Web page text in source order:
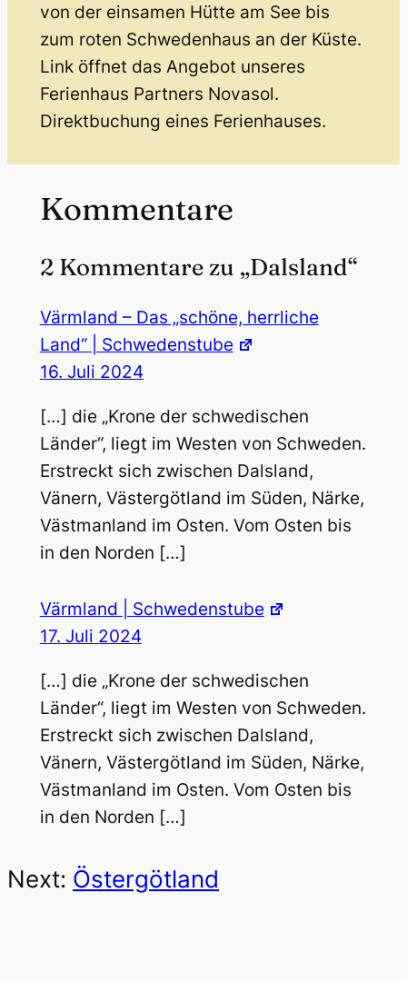
von der einsamen Hütte am See bis
zum roten Schwedenhaus an der Küste.
Link öffnet das Angebot unseres
Ferienhaus Partners Novasol.
Direktbuchung eines Ferienhauses.
Kommentare
2 Kommentare zu „Dalsland“
Värmland – Das „schöne, herrliche
Land“ | Schwedenstube
16. Juli 2024
[…] die „Krone der schwedischen
Länder“, liegt im Westen von Schweden.
Erstreckt sich zwischen Dalsland,
Vänern, Västergötland im Süden, Närke,
Västmanland im Osten. Vom Osten bis
in den Norden […]
Värmland | Schwedenstube
17. Juli 2024
[…] die „Krone der schwedischen
Länder“, liegt im Westen von Schweden.
Erstreckt sich zwischen Dalsland,
Vänern, Västergötland im Süden, Närke,
Västmanland im Osten. Vom Osten bis
in den Norden […]
Next: Östergötland